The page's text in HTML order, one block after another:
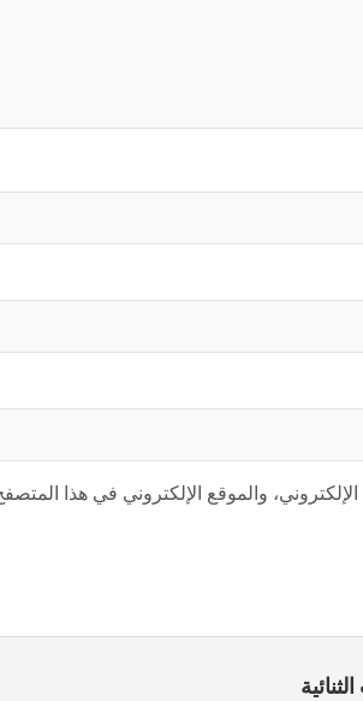
والموقع الإلكتروني في هذا